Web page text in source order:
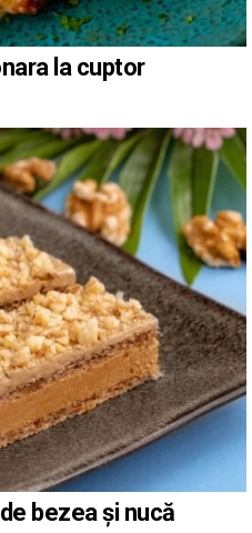
la cuptor
bezea și nucă